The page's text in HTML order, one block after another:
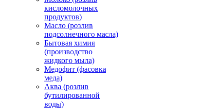
кисломолочных
продуктов)
Масло (розлив
подсолнечного масла)
Бытовая химия
(производство
жидкого мыла)
Медофит (фасовка
меда)
Аква (розлив
бутилированной
воды)